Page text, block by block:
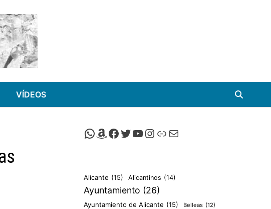
VÍDEOS
Canal de Whatsapp de Viscalacant
Comprar en Amazon
Facebook de Viscalacant
Twitter de Viscalacant
Canal de Youtube de Viscalacant
Instagram de Viscalacant
Viscalacant en Polkaverse
Correo electrónico
Alicante (15) Alicantinos (14)
Ayuntamiento (26)
Ayuntamiento de Alicante (15) Belleas (12)